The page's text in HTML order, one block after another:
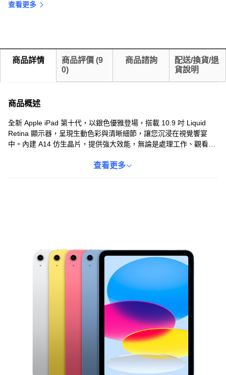
查看更多
商品詳情 商品評價 (9
0)
商品諮詢
配送/換貨/退
貨說明
商品概述
全新 Apple iPad 第十代，以銀色優雅登場，搭載 10.9 吋 Liquid
Retina 顯示器，呈現生動色彩與清晰細節，讓您沉浸在視覺饗宴
中。內建 A14 仿生晶片，提供強大效能，無論是處理工作、觀看影
Fi 連接讓您隨時保持連線。支援 Apple Pencil (第 1 代)，激發您的
查看更多